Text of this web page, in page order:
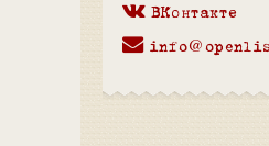
ВКонтакте